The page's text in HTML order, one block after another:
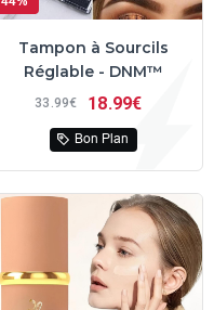
Tampon à Sourcils
Réglable - DNM™
33 99€ 18 99€
Bon Plan